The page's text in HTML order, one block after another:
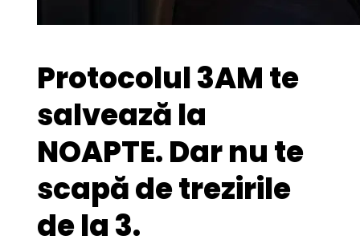
Protocolul 3AM te
salvează la
NOAPTE. Dar nu te
scapă de trezirile
de la 3.